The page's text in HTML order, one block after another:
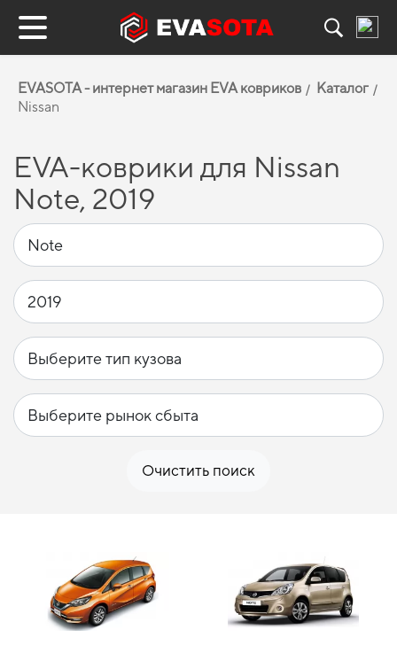
EVASOTA - интернет магазин EVA ковриков
Каталог
Nissan
EVA-коврики для Nissan
Note, 2019
Очистить поиск